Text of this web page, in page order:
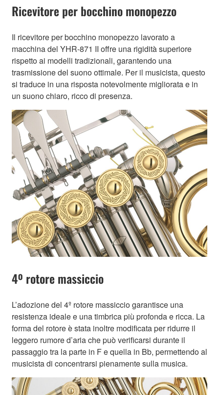
Ricevitore per bocchino monopezzo
Il ricevitore per bocchino monopezzo lavorato a
macchina del YHR-871 II offre una rigidità superiore
rispetto ai modelli tradizionali, garantendo una
trasmissione del suono ottimale. Per il musicista, questo
si traduce in una risposta notevolmente migliorata e in
un suono chiaro, ricco di presenza.
4º rotore massiccio
L’adozione del 4º rotore massiccio garantisce una
resistenza ideale e una timbrica più profonda e ricca. La
forma del rotore è stata inoltre modificata per ridurre il
leggero rumore d’aria che può verificarsi durante il
passaggio tra la parte in F e quella in Bb, permettendo al
musicista di concentrarsi pienamente sulla musica.